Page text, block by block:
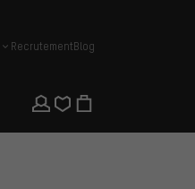
RecrutementBlog